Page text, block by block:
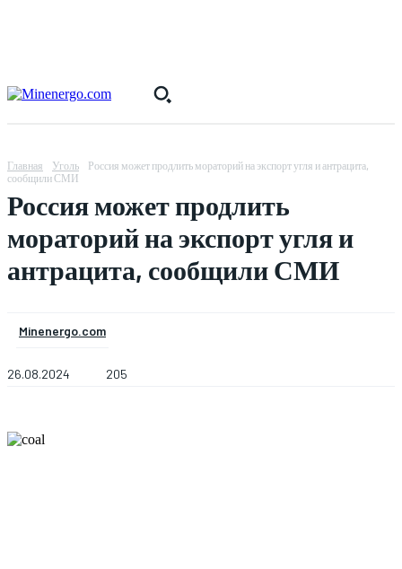
Главная Уголь
Россия может продлить мораторий на экспорт угля и антрацита,
сообщили СМИ
Россия может продлить
мораторий на экспорт угля и
антрацита, сообщили СМИ
Minenergo.com
26.08.2024 205